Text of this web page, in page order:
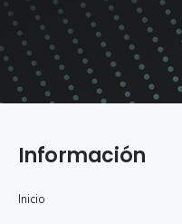
Información
Inicio